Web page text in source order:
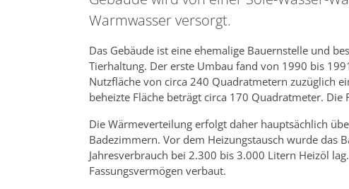
Warmwasser versorgt.
Das Gebäude ist eine ehemalige Bauernstelle und
Tierhaltung. Der erste Umbau fand von 1990 bis
Nutzfläche von circa 240 Quadratmetern zuzüglich
beheizte Fläche beträgt circa 170 Quadratmeter.
Die Wärmeverteilung erfolgt daher hauptsächlich
Badezimmern. Vor dem Heizungstausch wurde das
Jahresverbrauch bei 2.300 bis 3.000 Litern Heizöl
Fassungsvermögen verbaut.